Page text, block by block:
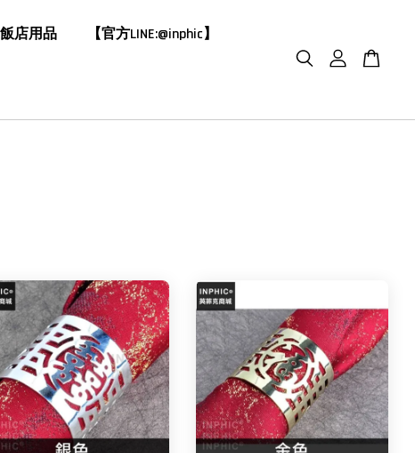
店用品 【官方LINE:@inphic】